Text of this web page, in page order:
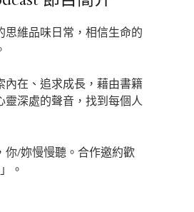
維品味日常，相信生命的
內在、追求成長，藉由書籍
深處的聲音，找到每個人
你/妳慢慢聽。合作邀約歡
。